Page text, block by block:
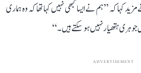
کہا کہ ’’ہم نے ایسا کبھی نہیں کہا تھا کہ وہ ہماری
ہتھیار نہیں ہو سکتے ہیں۔‘‘
ADVERTISEMENT